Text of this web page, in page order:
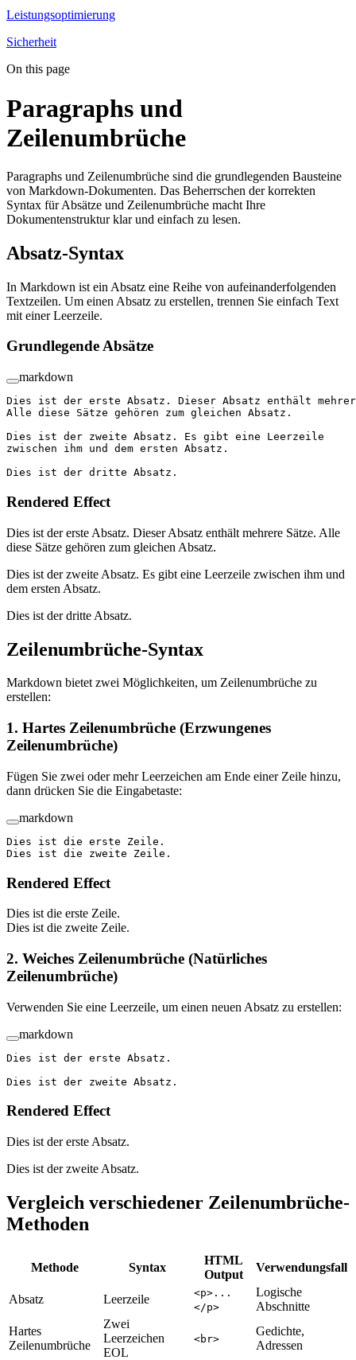
Leistungsoptimierung
Sicherheit
On this page
Paragraphs und
Zeilenumbrüche
Paragraphs und Zeilenumbrüche sind die grundlegenden Bausteine
von Markdown-Dokumenten. Das Beherrschen der korrekten
Syntax für Absätze und Zeilenumbrüche macht Ihre
Dokumentenstruktur klar und einfach zu lesen.
Absatz-Syntax
In Markdown ist ein Absatz eine Reihe von aufeinanderfolgenden
Textzeilen. Um einen Absatz zu erstellen, trennen Sie einfach Text
mit einer Leerzeile.
Grundlegende Absätze
markdown
Dies ist der erste Absatz. Dieser Absatz enthält
Alle diese Sätze gehören zum gleichen Absatz.
Dies ist der zweite Absatz. Es gibt eine Leerzeile
zwischen ihm und dem ersten Absatz.
Dies ist der dritte Absatz.
Rendered Effect
Dies ist der erste Absatz. Dieser Absatz enthält mehrere Sätze. Alle
diese Sätze gehören zum gleichen Absatz.
Dies ist der zweite Absatz. Es gibt eine Leerzeile zwischen ihm und
dem ersten Absatz.
Dies ist der dritte Absatz.
Zeilenumbrüche-Syntax
Markdown bietet zwei Möglichkeiten, um Zeilenumbrüche zu
erstellen:
1. Hartes Zeilenumbrüche (Erzwungenes
Zeilenumbrüche)
Fügen Sie zwei oder mehr Leerzeichen am Ende einer Zeile hinzu,
dann drücken Sie die Eingabetaste:
markdown
Dies ist die erste Zeile.
Dies ist die zweite Zeile.
Rendered Effect
Dies ist die erste Zeile.
Dies ist die zweite Zeile.
2. Weiches Zeilenumbrüche (Natürliches
Zeilenumbrüche)
Verwenden Sie eine Leerzeile, um einen neuen Absatz zu erstellen:
markdown
Dies ist der erste Absatz.
Dies ist der zweite Absatz.
Rendered Effect
Dies ist der erste Absatz.
Dies ist der zweite Absatz.
Vergleich verschiedener Zeilenumbrüche-
Methoden
Methode Syntax
HTML
Output
Verwendungsfall
Absatz Leerzeile
<p>...
</p>
Logische
Abschnitte
Hartes
Zeilenumbrüche
Zwei
Leerzeichen
EOL
<br>
Gedichte,
Adressen